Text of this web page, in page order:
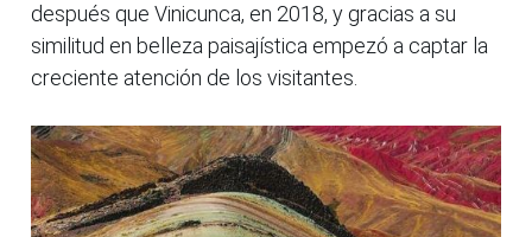
después que Vinicunca, en 2018, y gracias a su
similitud en belleza paisajística empezó a captar la
creciente atención de los visitantes.